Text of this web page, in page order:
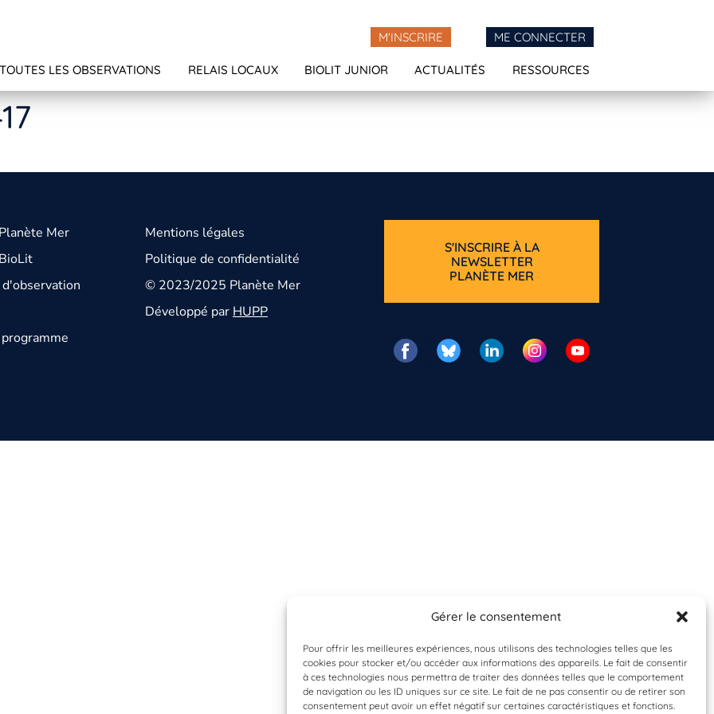
Gérer le consentement
Pour offrir les meilleures expériences, nous utilisons des technologies telles que les
cookies pour stocker et/ou accéder aux informations des appareils. Le fait de consentir
à ces technologies nous permettra de traiter des données telles que le comportement
de navigation ou les ID uniques sur ce site. Le fait de ne pas consentir ou de retirer son
consentement peut avoir un effet négatif sur certaines caractéristiques et fonctions.
M'INSCRIRE ME CONNECTER
TOUTES LES OBSERVATIONS RELAIS LOCAUX BIOLIT JUNIOR ACTUALITÉS RESSOURCES
Mer
Mentions légales
Politique de confidentialité
© 2023/2025 Planète Mer
Développé parHUPP
S'INSCRIRE À LA
NEWSLETTER
PLANÈTE MER